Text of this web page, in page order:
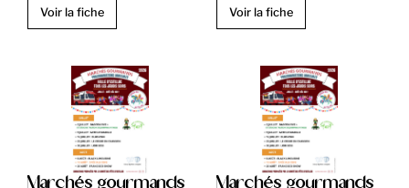
Voir la fiche Voir la fiche
Marchés gourmands
Marchés gourmands